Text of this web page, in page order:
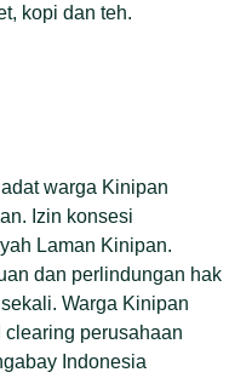
kopi dan teh.
warga Kinipan
Izin konsesi
Laman Kinipan.
dan perlindungan hak
Warga Kinipan
perusahaan
Indonesia